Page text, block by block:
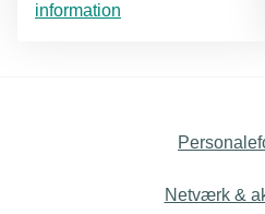
information
Netværk &